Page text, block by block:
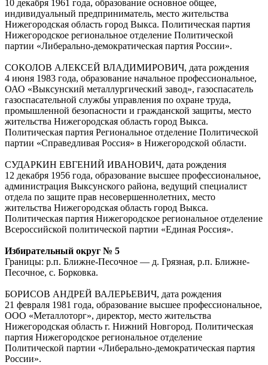
10 декабря 1961 года, образование основное общее,
индивидуальный предприниматель, место жительства
Нижегородская область город Выкса. Политическая партия
Нижегородское региональное отделение Политической
партии «Либерально-демократическая партия России».
СОКОЛОВ АЛЕКСЕЙ ВЛАДИМИРОВИЧ, дата рождения
4 июня 1983 года, образование начальное профессиональное,
ОАО «Выксунский металлургический завод», газоспасатель
газоспасательной службы управления по охране труда,
промышленной безопасности и гражданской защиты, место
жительства Нижегородская область город Выкса.
Политическая партия Региональное отделение Политической
партии «Справедливая Россия» в Нижегородской области.
СУДАРКИН ЕВГЕНИЙ ИВАНОВИЧ, дата рождения
12 декабря 1956 года, образование высшее профессиональное,
администрация Выксунского района, ведущий специалист
отдела по защите прав несовершеннолетних, место
жительства Нижегородская область город Выкса.
Политическая партия Нижегородское региональное отделение
Всероссийской политической партии «Единая Россия».
Избирательный округ № 5
Границы: р.п. Ближне-Песочное — д. Грязная, р.п. Ближне-
Песочное, с. Борковка.
БОРИСОВ АНДРЕЙ ВАЛЕРЬЕВИЧ, дата рождения
21 февраля 1981 года, образование высшее профессиональное,
ООО «Металлоторг», директор, место жительства
Нижегородская область г. Нижний Новгород. Политическая
партия Нижегородское региональное отделение
Политической партии «Либерально-демократическая партия
России».